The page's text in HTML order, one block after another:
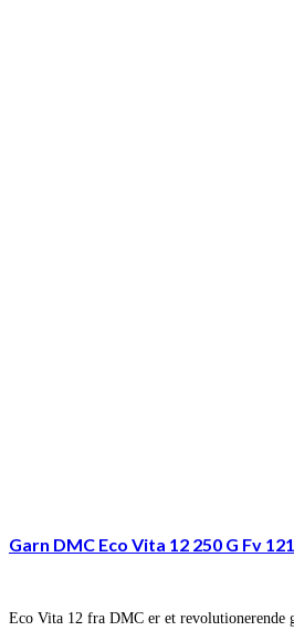
Garn DMC Eco Vita 12 250 G Fv
Eco Vita 12 fra DMC er et revolutionerende